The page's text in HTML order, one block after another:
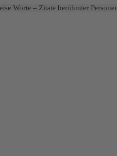
Worte – Zitate berühmter